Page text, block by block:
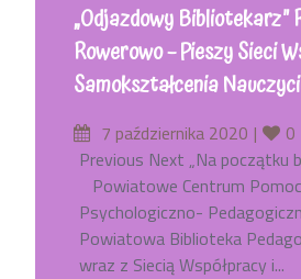
„Odjazdowy Bibliotekarz”
Rowerowo – Pieszy Sieci
Samokształcenia
Posted
on
7 października 2020 Likes
0
Previous Next „Na początku
Powiatowe Centrum
Psychologiczno-
Powiatowa Biblioteka
wraz z Siecią Współpracy i...